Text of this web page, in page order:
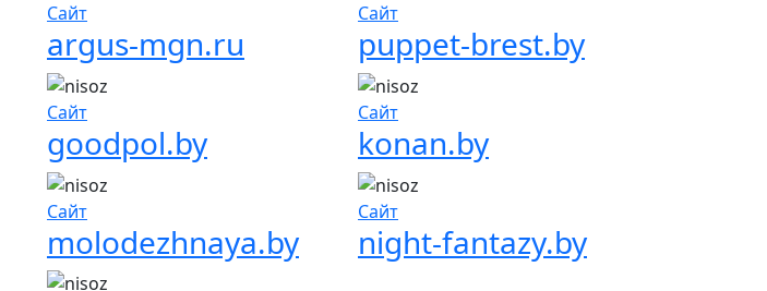
Сайт
argus-mgn.ru
Сайт
puppet-brest.by
Сайт
goodpol.by
Сайт
konan.by
Сайт
molodezhnaya.by
Сайт
night-fantazy.by